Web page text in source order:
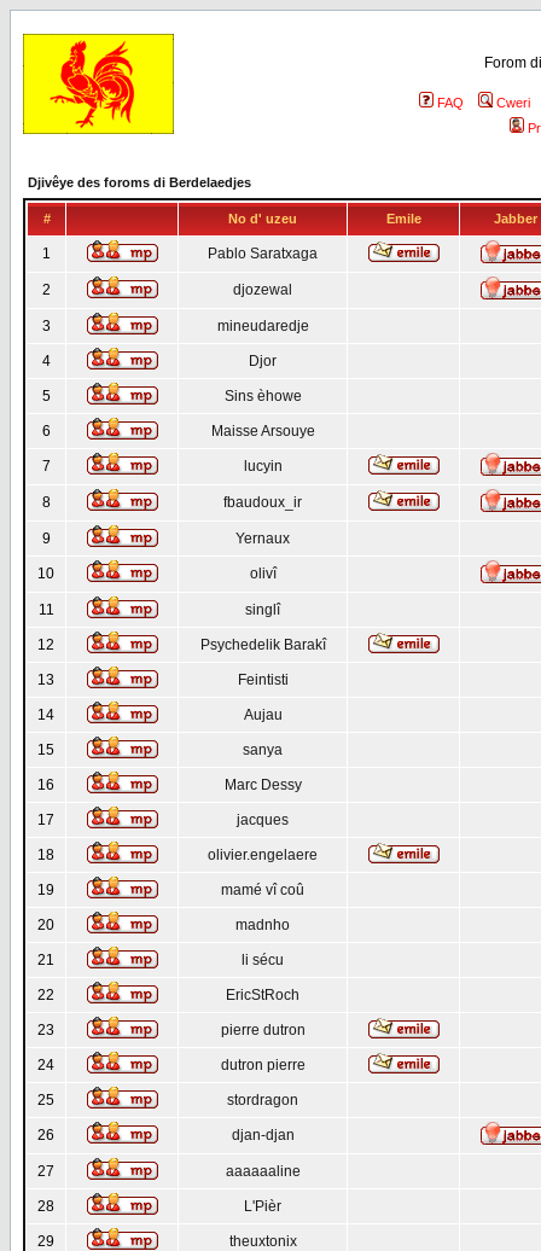
Forom
FAQ
Cweri
Djivêye des foroms di Berdelaedjes
# No d' uzeu Emile Jabber
1 Pablo Saratxaga
2 djozewal
3 mineudaredje
4 Djor
5 Sins èhowe
6 Maisse Arsouye
7 lucyin
8 fbaudoux_ir
9 Yernaux
10 olivî
11 singlî
12 Psychedelik Barakî
13 Feintisti
14 Aujau
15 sanya
16 Marc Dessy
17 jacques
18 olivier.engelaere
19 mamé vî coû
20 madnho
21 li sécu
22 EricStRoch
23 pierre dutron
24 dutron pierre
25 stordragon
26 djan-djan
27 aaaaaaline
28 L'Pièr
29 theuxtonix